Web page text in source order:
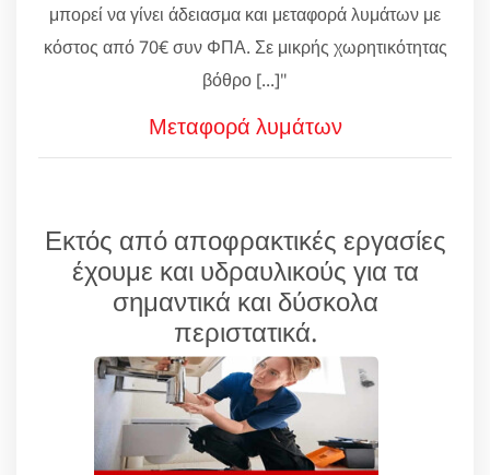
μπορεί να γίνει άδειασμα και μεταφορά λυμάτων με
κόστος από 70€ συν ΦΠΑ. Σε μικρής χωρητικότητας
βόθρο [...]"
Μεταφορά λυμάτων
Εκτός από αποφρακτικές εργασίες
έχουμε και υδραυλικούς για τα
σημαντικά και δύσκολα
περιστατικά.